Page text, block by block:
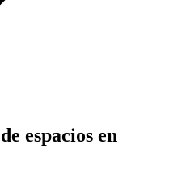
espacios en